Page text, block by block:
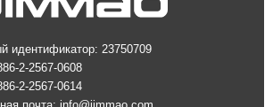
идентификатор: 23750709
2-2567-0608
2-2567-0614